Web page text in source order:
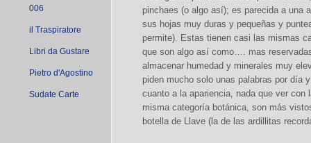
006
il Traspiratore
Libri da Gustare
Pietro d'Agostino
Sudate Carte
pinchaes (o algo así); es parecida a una
sus hojas muy duras y pequeñas y
permite). Estas tienen casi las mismas
que son algo así como…. mas
almacenar humedad y minerales muy
piden mucho solo unas palabras por día
cuanto a la apariencia, nada que ver con
misma categoría botánica, son más
botella de Llave (la de las ardillitas